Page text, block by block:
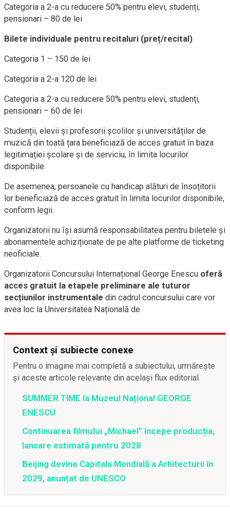
Categoria a 2-a cu reducere 50% pentru elevi, studenți,
pensionari – 80 de lei
Bilete individuale pentru recitaluri (preț/recital)
Categoria 1 – 150 de lei
Categoria a 2-a 120 de lei
Categoria a 2-a cu reducere 50% pentru elevi, studenți,
pensionari – 60 de lei
Studenții, elevii și profesorii școlilor și universităților de
muzică din toată țara beneficiază de acces gratuit în baza
legitimației școlare și de serviciu, în limita locurilor
disponibile.
De asemenea, persoanele cu handicap alături de însoțitorii
lor beneficiază de acces gratuit în limita locurilor disponibile,
conform legii.
Organizatorii nu își asumă responsabilitatea pentru biletele și
abonamentele achiziționate de pe alte platforme de ticketing
neoficiale.
Organizatorii Concursului Internațional George Enescu oferă
acces gratuit la etapele preliminare ale tuturor
secțiunilor instrumentale din cadrul concursului care vor
avea loc la Universitatea Națională de
Context și subiecte conexe
Pentru o imagine mai completă a subiectului, urmărește
și aceste articole relevante din același flux editorial.
SUMMER TIME la Muzeul Național GEORGE
ENESCU
Continuarea filmului „Michael” începe producția,
lansare estimată pentru 2028
Beijing devine Capitala Mondială a Arhitecturii în
2029, anunțat de UNESCO